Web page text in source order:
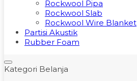
Rockwool Pipa
Rockwool Slab
Rockwool Wire Blanket
Partisi Akustik
Rubber Foam
Kategori Belanja